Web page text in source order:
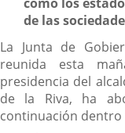
de las
La Junta de
reunida esta
presidencia del
de la Riva, ha
continuación dentro